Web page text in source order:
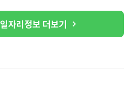
일자리정보 더보기